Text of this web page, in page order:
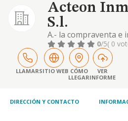
Acteon
S.l.
A.- la compraventa e
clase de fincas
promocion y
de toda clase de
rehabilitacion, venta
financiero, y la co
0/5( 0
LLAMARSITIO WEB CÓMO
LLEGAR
VER
INFORME
DIRECCIÓN Y CONTACTO